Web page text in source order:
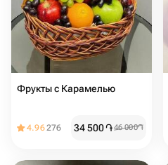
Фрукты с Карамелью
4.96276 34 500֏46 000֏